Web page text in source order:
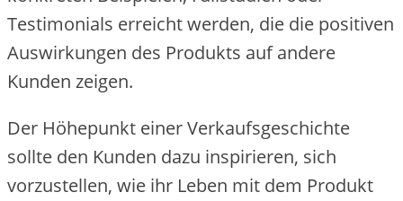
Testimonials erreicht werden, die die positiven
Auswirkungen des Produkts auf andere
Kunden zeigen.
Der Höhepunkt einer Verkaufsgeschichte
sollte den Kunden dazu inspirieren, sich
vorzustellen, wie ihr Leben mit dem Produkt